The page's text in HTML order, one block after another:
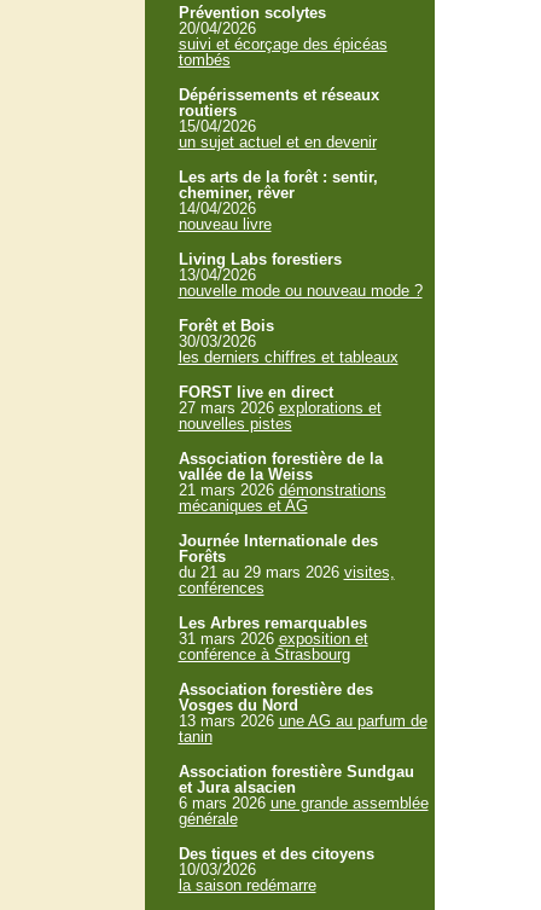
Prévention scolytes
20/04/2026
suivi et écorçage des épicéas
tombés
Dépérissements et réseaux
routiers
15/04/2026
un sujet actuel et en devenir
Les arts de la forêt : sentir,
cheminer, rêver
14/04/2026
nouveau livre
Living Labs forestiers
13/04/2026
nouvelle mode ou nouveau mode ?
Forêt et Bois
30/03/2026
les derniers chiffres et tableaux
FORST live en direct
27 mars 2026 explorations et
nouvelles pistes
Association forestière de la
vallée de la Weiss
21 mars 2026 démonstrations
mécaniques et AG
Journée Internationale des
Forêts
du 21 au 29 mars 2026 visites,
conférences
Les Arbres remarquables
31 mars 2026 exposition et
conférence à Strasbourg
Association forestière des
Vosges du Nord
13 mars 2026 une AG au parfum de
tanin
Association forestière Sundgau
et Jura alsacien
6 mars 2026 une grande assemblée
générale
Des tiques et des citoyens
10/03/2026
la saison redémarre